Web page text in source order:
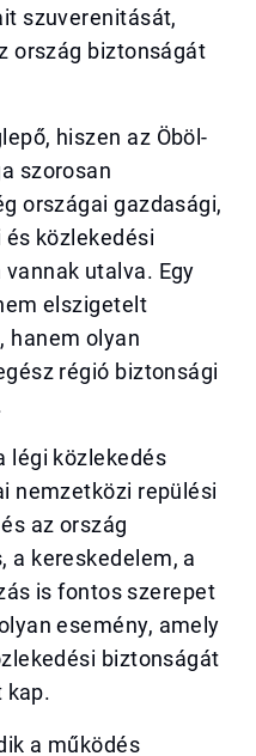
szuverenitását,
ország biztonságát
hiszen az Öböl-
szorosan
országai gazdasági,
közlekedési
utalva. Egy
elszigetelt
hanem olyan
régió biztonsági
légi közlekedés
nemzetközi repülési
az ország
a kereskedelem, a
is fontos szerepet
esemény, amely
biztonságát
kap.
a működés